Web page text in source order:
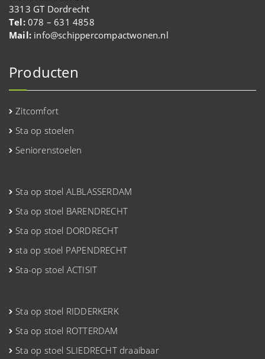
3313 GT Dordrecht
Tel:078 – 631 4858
Mail: info@schippercompactwonen.nl
Producten
Zitcomfort
Sta op stoelen
Seniorenstoelen
Sta op stoel ALBLASSERDAM
Sta op stoel BARENDRECHT
Sta op stoel DORDRECHT
sta op stoel PAPENDRECHT
Sta-op stoel ACTISIT
Sta op stoel RIDDERKERK
Sta op stoel ROTTERDAM
Sta op stoel SLIEDRECHT draaibaar